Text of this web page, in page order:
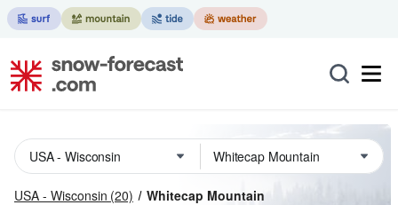
USA - Wisconsin (20) Whitecap Mountain